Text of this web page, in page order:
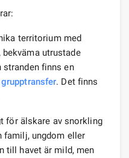
territorium med
utrustade
finns en
grupptransfer. Det finns
för älskare av snorkling
familj, ungdom eller
till havet är mild, men